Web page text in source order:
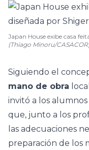
Japan House exibe casa
(Thiago Minoru/
mano de obra
invitó a los
que, junto a los
las adecuaciones
preparación de los